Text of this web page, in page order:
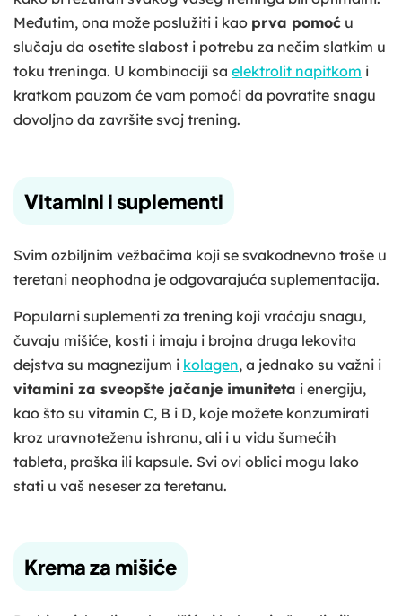
Međutim, ona može poslužiti i kao prva pomoć u
slučaju da osetite slabost i potrebu za nečim slatkim u
toku treninga. U kombinaciji sa elektrolit napitkom i
kratkom pauzom će vam pomoći da povratite snagu
dovoljno da završite svoj trening.
Vitamini i suplementi
Svim ozbiljnim vežbačima koji se svakodnevno troše u
teretani neophodna je odgovarajuća suplementacija.
Popularni suplementi za trening koji vraćaju snagu,
čuvaju mišiće, kosti i imaju i brojna druga lekovita
dejstva su magnezijum i kolagen, a jednako su važni i
vitamini za sveopšte jačanje imuniteta i energiju,
kao što su vitamin C, B i D, koje možete konzumirati
kroz uravnoteženu ishranu, ali i u vidu šumećih
tableta, praška ili kapsule. Svi ovi oblici mogu lako
stati u vaš neseser za teretanu.
Krema za mišiće